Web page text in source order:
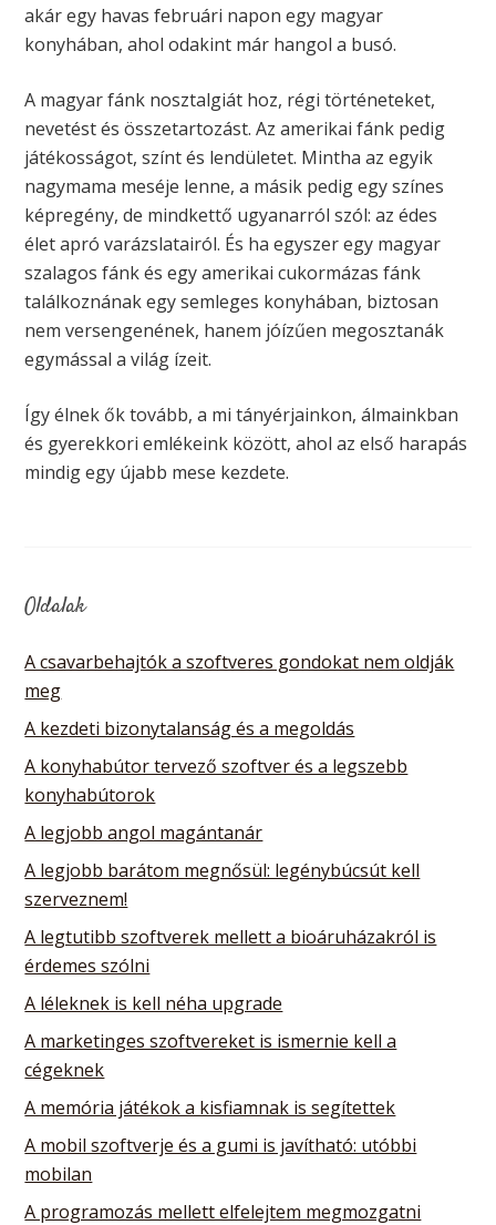
akár egy havas februári napon egy magyar
konyhában, ahol odakint már hangol a busó.
A magyar fánk nosztalgiát hoz, régi történeteket,
nevetést és összetartozást. Az amerikai fánk pedig
játékosságot, színt és lendületet. Mintha az egyik
nagymama meséje lenne, a másik pedig egy színes
képregény, de mindkettő ugyanarról szól: az édes
élet apró varázslatairól. És ha egyszer egy magyar
szalagos fánk és egy amerikai cukormázas fánk
találkoznának egy semleges konyhában, biztosan
nem versengenének, hanem jóízűen megosztanák
egymással a világ ízeit.
Így élnek ők tovább, a mi tányérjainkon, álmainkban
és gyerekkori emlékeink között, ahol az első harapás
mindig egy újabb mese kezdete.
Oldalak
A csavarbehajtók a szoftveres gondokat nem oldják
meg
A kezdeti bizonytalanság és a megoldás
A konyhabútor tervező szoftver és a legszebb
konyhabútorok
A legjobb angol magántanár
A legjobb barátom megnősül: legénybúcsút kell
szerveznem!
A legtutibb szoftverek mellett a bioáruházakról is
érdemes szólni
A léleknek is kell néha upgrade
A marketinges szoftvereket is ismernie kell a
cégeknek
A memória játékok a kisfiamnak is segítettek
A mobil szoftverje és a gumi is javítható: utóbbi
mobilan
A programozás mellett elfelejtem megmozgatni